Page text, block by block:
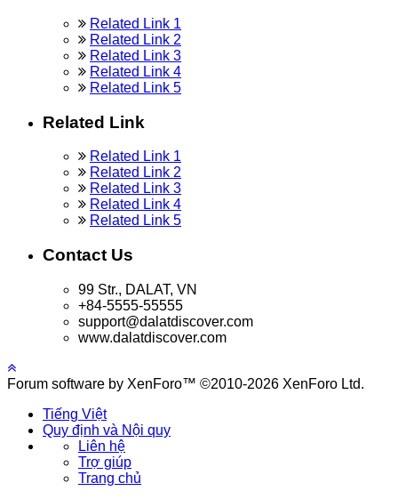
Related Link 1
Related Link 2
Related Link 3
Related Link 4
Related Link 5
Related Link
Related Link 1
Related Link 2
Related Link 3
Related Link 4
Related Link 5
Contact Us
99 Str., DALAT, VN
+84-5555-55555
support@dalatdiscover.com
www.dalatdiscover.com
Forum software by XenForo™ ©2010-2026 XenForo Ltd.
Tiếng Việt
Quy định và Nội quy
Liên hệ
Trợ giúp
Trang chủ